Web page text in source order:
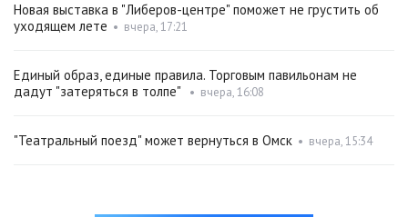
Новая выставка в "Либеров-центре" поможет не грустить об
уходящем лете • вчера, 17:21
Единый образ, единые правила. Торговым павильонам не
дадут "затеряться в толпе"
• вчера, 16:08
"Театральный поезд" может вернуться в Омск • вчера, 15:34